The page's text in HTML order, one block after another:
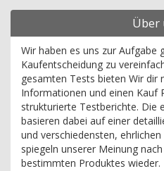
Über
Wir haben es uns zur Aufgabe
Kaufentscheidung zu
gesamten Tests bieten Wir dir
Informationen und einen Kauf
strukturierte Testberichte. Die
basieren dabei auf einer
und verschiedensten,
spiegeln unserer Meinung
bestimmten Produktes wieder.